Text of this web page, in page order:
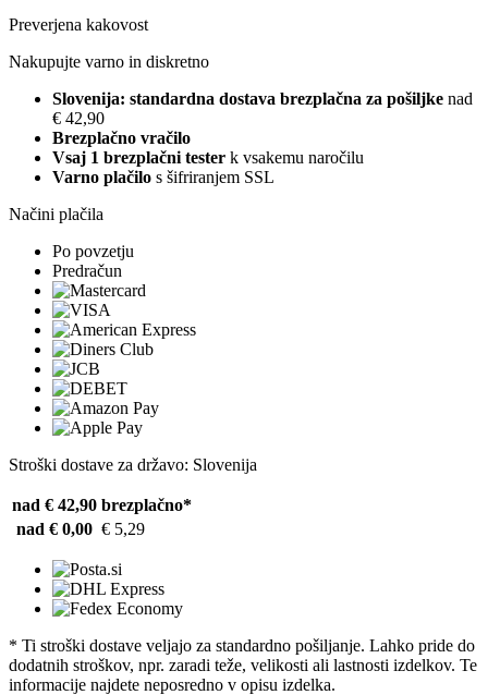
Preverjena kakovost
Nakupujte varno in diskretno
Slovenija: standardna dostava brezplačna za pošiljke nad
€ 42,90
Brezplačno vračilo
Vsaj 1 brezplačni tester k vsakemu naročilu
Varno plačilo s šifriranjem SSL
Načini plačila
Po povzetju
Predračun
Stroški dostave za državo: Slovenija
nad € 42,90 brezplačno*
nad € 0,00 € 5,29
* Ti stroški dostave veljajo za standardno pošiljanje. Lahko pride do
dodatnih stroškov, npr. zaradi teže, velikosti ali lastnosti izdelkov. Te
informacije najdete neposredno v opisu izdelka.